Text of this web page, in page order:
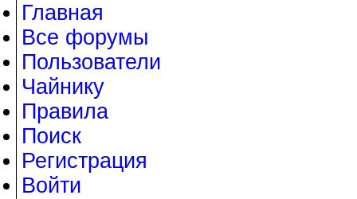
Главная
Все форумы
Пользователи
Чайнику
Правила
Поиск
Регистрация
Войти